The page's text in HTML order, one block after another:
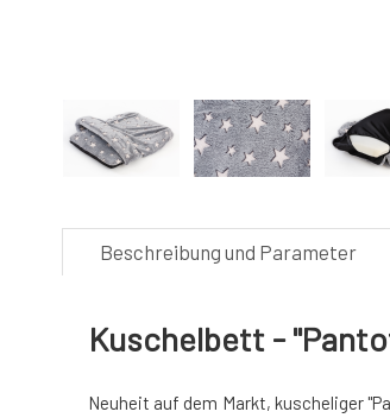
Beschreibung und Parameter
Kuschelbett -
Neuheit auf dem Markt, kuscheliger